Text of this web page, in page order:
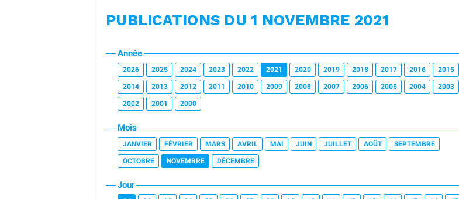
PUBLICATIONS DU 1 NOVEMBRE 2021
Année
2026 2025 2024 2023 2022 2021 2020 2019 2018 2017 2016 2015
2014 2013 2012 2011 2010 2009 2008 2007 2006 2005 2004 2003
2002 2001 2000
Mois
JANVIER FÉVRIER MARS AVRIL MAI JUIN JUILLET AOÛT SEPTEMBRE
OCTOBRE NOVEMBRE DÉCEMBRE
Jour